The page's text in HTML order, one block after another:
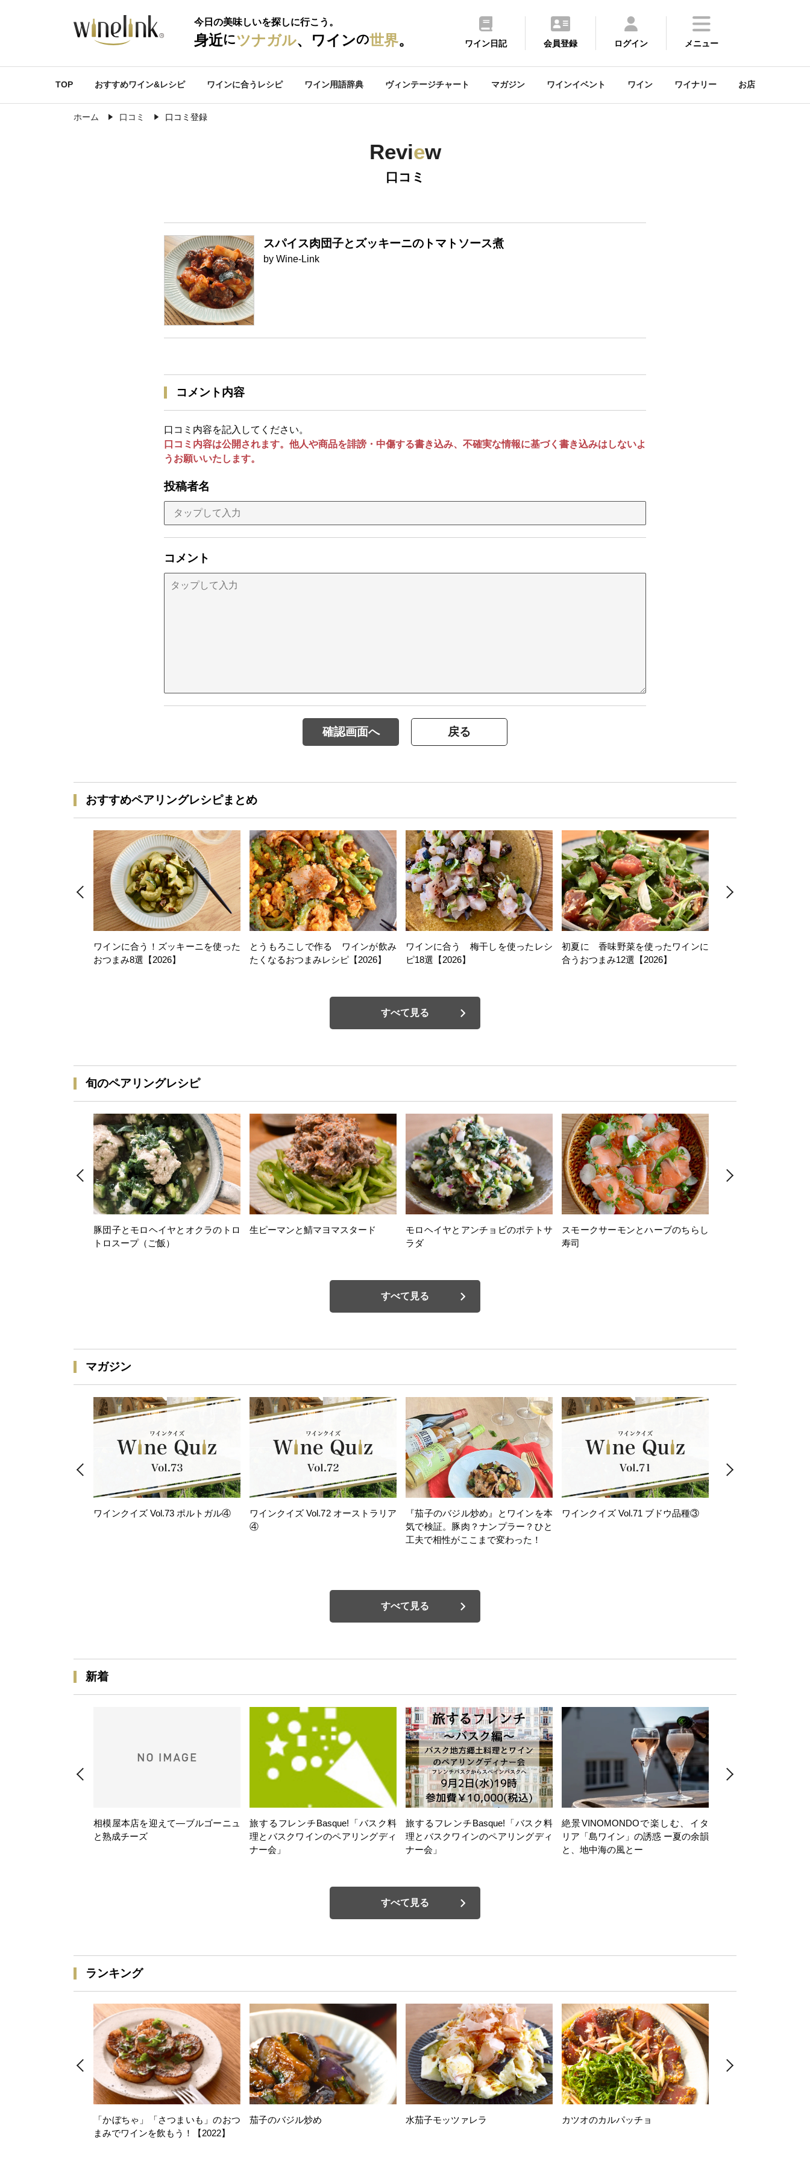
今日の美味しいを探しに行こう。
身近にツナガル、ワインの世界。 ワイン日記 会員登録 ログイン メニュー
TOP おすすめワイン&レシピ ワインに合うレシピ ワイン用語辞典 ヴィンテージチャート マガジン ワインイベント ワイン ワイナリー お店
ホーム 口コミ 口コミ登録
Review
口コミ
スパイス肉団子とズッキーニのトマトソース煮
by Wine-Link
コメント内容
口コミ内容を記入してください。
口コミ内容は公開されます。他人や商品を誹謗・中傷する書き込み、不確実な情報に基づく書き込みはしないよ
うお願いいたします。
投稿者名
コメント
確認画面へ 戻る
おすすめペアリングレシピまとめ
ワインに合う！ズッキーニを使った
おつまみ8選【2026】
とうもろこしで作る ワインが飲み
たくなるおつまみレシピ【2026】
ワインに合う 梅干しを使ったレシ
ピ18選【2026】
初夏に 香味野菜を使ったワインに
合うおつまみ12選【2026】
すべて見る
旬のペアリングレシピ
豚団子とモロヘイヤとオクラのトロ
トロスープ（ご飯）
生ピーマンと鯖マヨマスタード
モロヘイヤとアンチョビのポテトサ
ラダ
スモークサーモンとハーブのちらし
寿司
すべて見る
マガジン
ワインクイズ Vol.73 ポルトガル④
ワインクイズ Vol.72 オーストラリア
④
『茄子のバジル炒め』とワインを本
気で検証。豚肉？ナンプラー？ひと
工夫で相性がここまで変わった！
ワインクイズ Vol.71 ブドウ品種③
すべて見る
新着
相模屋本店を迎えて―ブルゴーニュ
と熟成チーズ
旅するフレンチBasque!「バスク料
理とバスクワインのペアリングディ
ナー会」
旅するフレンチBasque!「バスク料
理とバスクワインのペアリングディ
ナー会」
絶景VINOMONDOで楽しむ、イタ
リア「島ワイン」の誘惑 ー夏の余韻
と、地中海の風とー
すべて見る
ランキング
「かぼちゃ」「さつまいも」のおつ
まみでワインを飲もう！【2022】
茄子のバジル炒め 水茄子モッツァレラ カツオのカルパッチョ